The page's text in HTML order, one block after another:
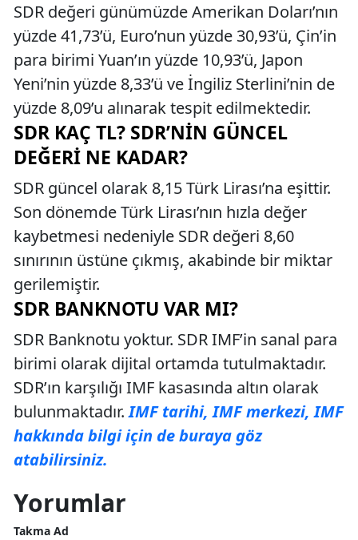
SDR değeri günümüzde Amerikan Doları’nın
yüzde 41,73’ü, Euro’nun yüzde 30,93’ü, Çin’in
para birimi Yuan’ın yüzde 10,93’ü, Japon
Yeni’nin yüzde 8,33’ü ve İngiliz Sterlini’nin de
yüzde 8,09’u alınarak tespit edilmektedir.
SDR KAÇ TL? SDR’NIN GÜNCEL
DEĞERI NE KADAR?
SDR güncel olarak 8,15 Türk Lirası’na eşittir.
Son dönemde Türk Lirası’nın hızla değer
kaybetmesi nedeniyle SDR değeri 8,60
sınırının üstüne çıkmış, akabinde bir miktar
gerilemiştir.
SDR BANKNOTU VAR MI?
SDR Banknotu yoktur. SDR IMF’in sanal para
birimi olarak dijital ortamda tutulmaktadır.
SDR’ın karşılığı IMF kasasında altın olarak
bulunmaktadır.IMF tarihi, IMF merkezi, IMF
hakkında bilgi için de buraya göz
atabilirsiniz.
Yorumlar
Takma Ad